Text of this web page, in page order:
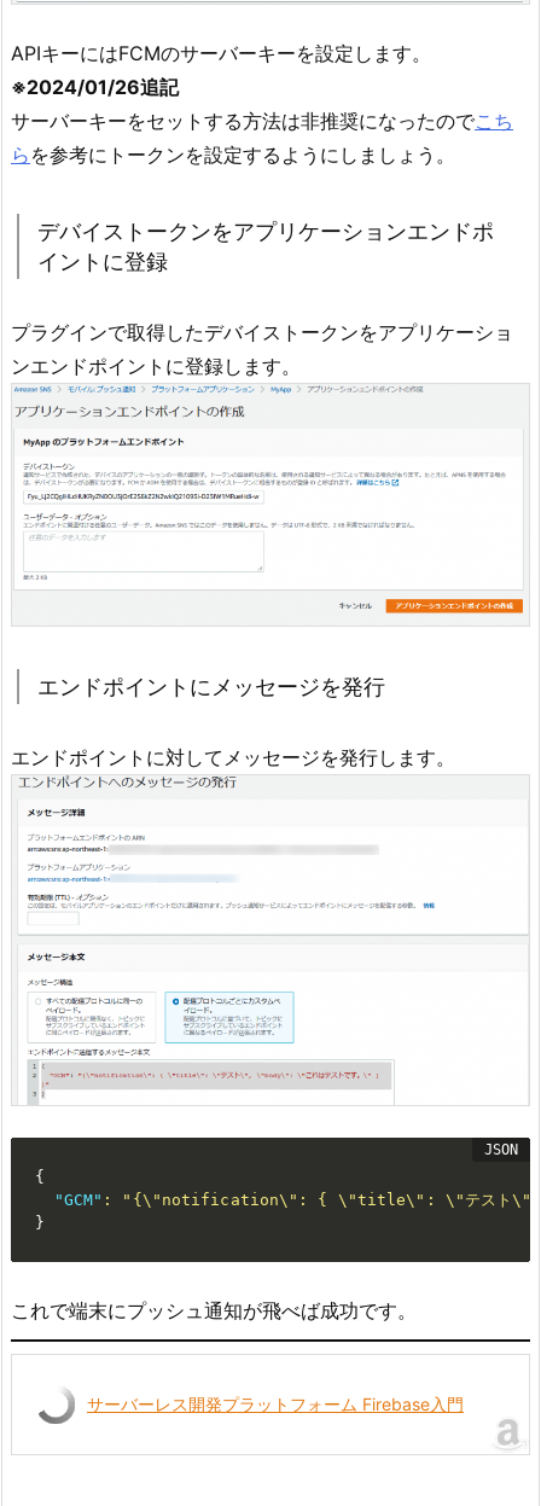
APIキーにはFCMのサーバーキーを設定します。
※2024/01/26追記
サーバーキーをセットする方法は非推奨になったのでこち
ら を参考にトークンを設定するようにしましょう。
デバイストークンをアプリケーションエンドポ
イントに登録
プラグインで取得したデバイストークンをアプリケーショ
ンエンドポイントに登録します。
エンドポイントにメッセージを発行
エンドポイントに対してメッセージを発行します。
{
"GCM" :
"{\"notification\": { \"title\": \"テスト\",
}
これで端末にプッシュ通知が飛べば成功です。
サーバーレス開発プラットフォーム Firebase入門